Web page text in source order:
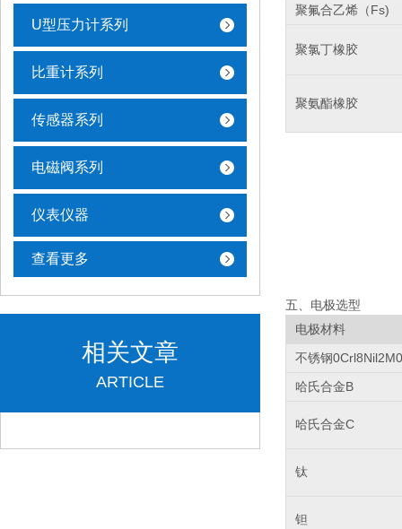
U型压力计系列
比重计系列
传感器系列
电磁阀系列
仪表仪器
查看更多
相关文章
ARTICLE
聚氟合乙烯（Fs)
聚氯丁橡胶
聚氨酯橡胶
五、电极选型
电极材料
不锈钢
哈氏合金B
哈氏合金C
钛
钽